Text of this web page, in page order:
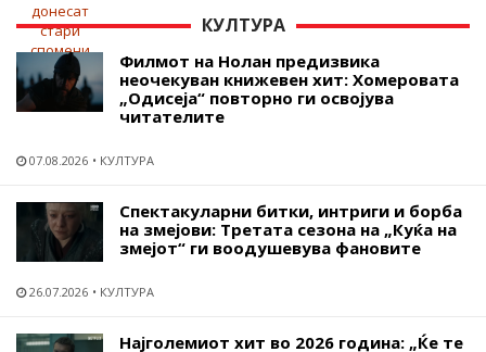
КУЛТУРА
Филмот на Нолан предизвика
неочекуван книжевен хит: Хомеровата
„Одисеја“ повторно ги освојува
читателите
07.08.2026 КУЛТУРА
Спектакуларни битки, интриги и борба
на змејови: Третата сезона на „Куќа на
змејот“ ги воодушевува фановите
26.07.2026 КУЛТУРА
Најголемиот хит во 2026 година: „Ќе те